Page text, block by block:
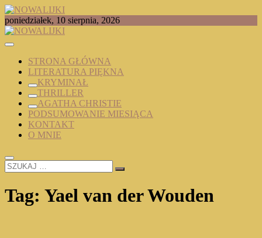
Skip
to
content
NOWALIJKI
TOMASZ RADOCHOŃSKI PISZE O KSIĄŻKACH
poniedziałek, 10 sierpnia, 2026
STRONA GŁÓWNA
LITERATURA PIĘKNA
KRYMINAŁ
THRILLER
AGATHA CHRISTIE
PODSUMOWANIE MIESIĄCA
KONTAKT
O MNIE
SZUKAJ
…
Tag: Yael van der Wouden